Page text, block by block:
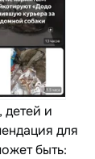
и
для
быть: